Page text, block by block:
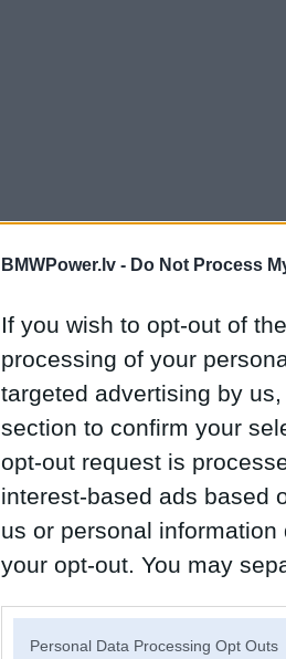
BMWPower.lv - Do Not Process
If you wish to opt-out of
processing of your
targeted advertising by
section to confirm your
opt-out request is
interest-based ads based
us or personal
your opt-out. You may
Personal Data Processing Opt Outs